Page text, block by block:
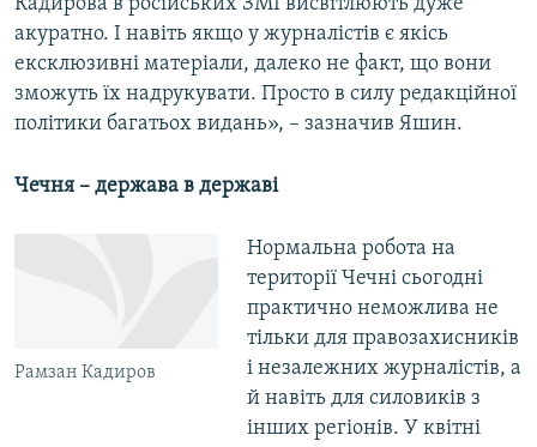
акуратно. І навіть якщо у журналістів є якісь
ексклюзивні матеріали, далеко не факт, що вони
зможуть їх надрукувати. Просто в силу редакційної
політики багатьох видань», – зазначив Яшин.
Чечня – держава в державі
Рамзан Кадиров
Нормальна робота на
території Чечні сьогодні
практично неможлива не
тільки для правозахисників
і незалежних журналістів, а
й навіть для силовиків з
інших регіонів. У квітні